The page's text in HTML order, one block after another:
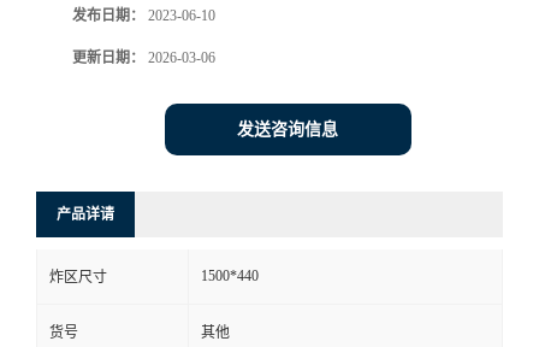
发布日期： 2023-06-10
更新日期： 2026-03-06
发送咨询信息
产品详请
炸区尺寸 1500*440
货号 其他